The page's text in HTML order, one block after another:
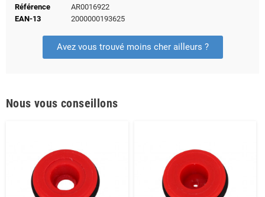
Référence
AR0016922
EAN-13
2000000193625
Avez vous trouvé moins cher ailleurs ?
Nous vous conseillons